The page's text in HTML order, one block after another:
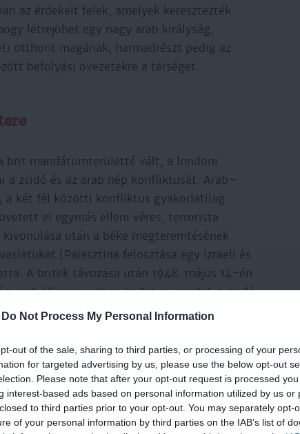
Do Not Process My Personal Information
out of the sale, sharing to third parties, or processing of your
for targeted advertising by us, please use the below opt-out
Please note that after your opt-out request is processed
interest-based ads based on personal information utilized by us or
to third parties prior to your opt-out. You may separately opt-
of your personal information by third parties on the IAB’s list of
az érdekelt felek, amelyek keresztezték
létrejöhet egy nagy arab királyság,
otthont magának, harmadrészt pedig az
befolyási övezetekre a térséget.
brit mandátumterületté vált, a londoni
a zsidó és az arab nép konfliktusát. Arab–
a két fél közötti konfliktus gyakorlatilag
el egymás elleni véres, terrorista
után a béke megteremtésének
(Palesztina felosztása egy izraeli és
A britek távozása után 1948. május 14-én
arab államai rögtön hadat is üzentek a zsidó
jellegű volt, mivel az beágyazódott a korszak
Államok amellett, hogy a második
volt gyarmatosító hatalmak – Nagy
Keleten, úgy próbált Izrael-barát
elidegeníteni az arab államokat sem,